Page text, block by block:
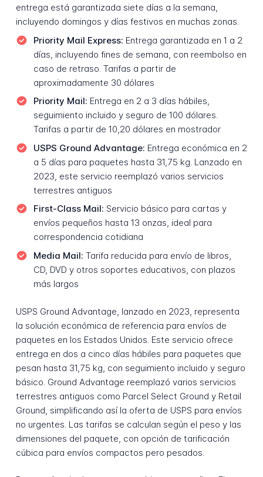
entrega está garantizada siete días a la semana,
incluyendo domingos y días festivos en muchas zonas.
Priority Mail Express: Entrega garantizada en 1 a 2
días, incluyendo fines de semana, con reembolso en
caso de retraso. Tarifas a partir de
aproximadamente 30 dólares
Priority Mail: Entrega en 2 a 3 días hábiles,
seguimiento incluido y seguro de 100 dólares.
Tarifas a partir de 10,20 dólares en mostrador
USPS Ground Advantage: Entrega económica en 2
a 5 días para paquetes hasta 31,75 kg. Lanzado en
2023, este servicio reemplazó varios servicios
terrestres antiguos
First-Class Mail: Servicio básico para cartas y
envíos pequeños hasta 13 onzas, ideal para
correspondencia cotidiana
Media Mail: Tarifa reducida para envío de libros,
CD, DVD y otros soportes educativos, con plazos
más largos
USPS Ground Advantage, lanzado en 2023, representa
la solución económica de referencia para envíos de
paquetes en los Estados Unidos. Este servicio ofrece
entrega en dos a cinco días hábiles para paquetes que
pesan hasta 31,75 kg, con seguimiento incluido y seguro
básico. Ground Advantage reemplazó varios servicios
terrestres antiguos como Parcel Select Ground y Retail
Ground, simplificando así la oferta de USPS para envíos
no urgentes. Las tarifas se calculan según el peso y las
dimensiones del paquete, con opción de tarificación
cúbica para envíos compactos pero pesados.